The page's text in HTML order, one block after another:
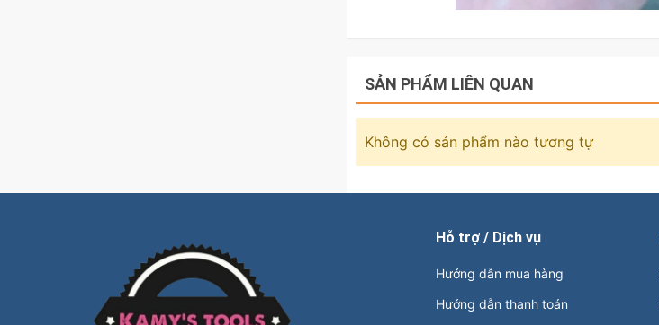
SẢN PHẨM LIÊN QUAN
Không có sản phẩm nào tương tự
Hỗ trợ / Dịch vụ
Hướng dẫn mua hàng
Hướng dẫn thanh toán